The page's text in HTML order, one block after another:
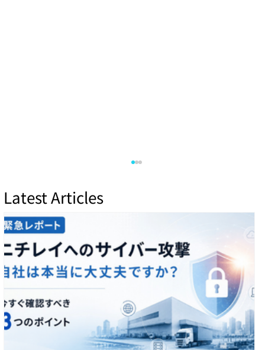
Latest Articles
アタック・サーフェースを減らし、セキ
ュリティを強化する戦略